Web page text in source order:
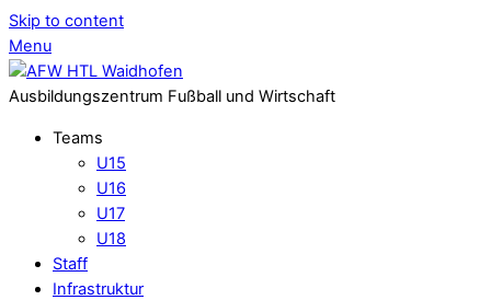
Skip to content
Menu
Ausbildungszentrum Fußball und Wirtschaft
Teams
U15
U16
U17
U18
Staff
Infrastruktur